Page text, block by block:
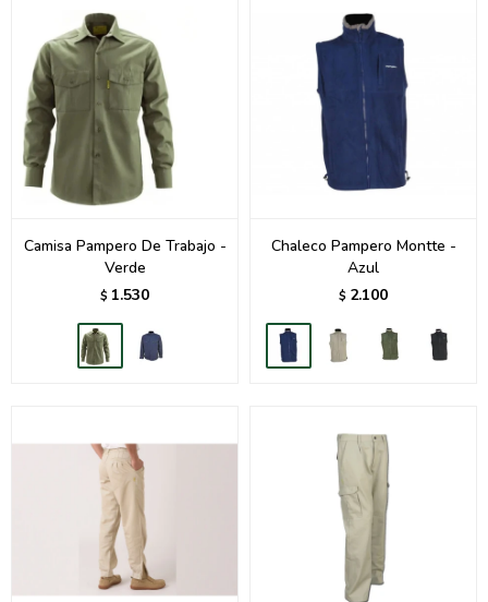
Camisa Pampero De Trabajo -
Verde
$ 1.530
Chaleco Pampero Montte -
Azul
$ 2.100